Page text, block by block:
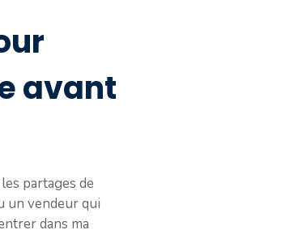
avant
partages de
un vendeur qui
dans ma